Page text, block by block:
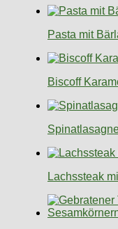
Pasta mit
Biscoff
Lachssteak